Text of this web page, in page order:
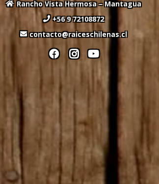
Rancho Vista Hermosa – Mantagua
+56 9 72108872
contacto@raiceschilenas.cl